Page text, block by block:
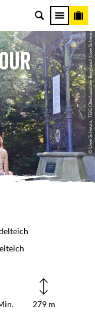
© Uwe Schwarz, TGG Oberlausitzer Bergland/ Uwe Schwarz
279 m